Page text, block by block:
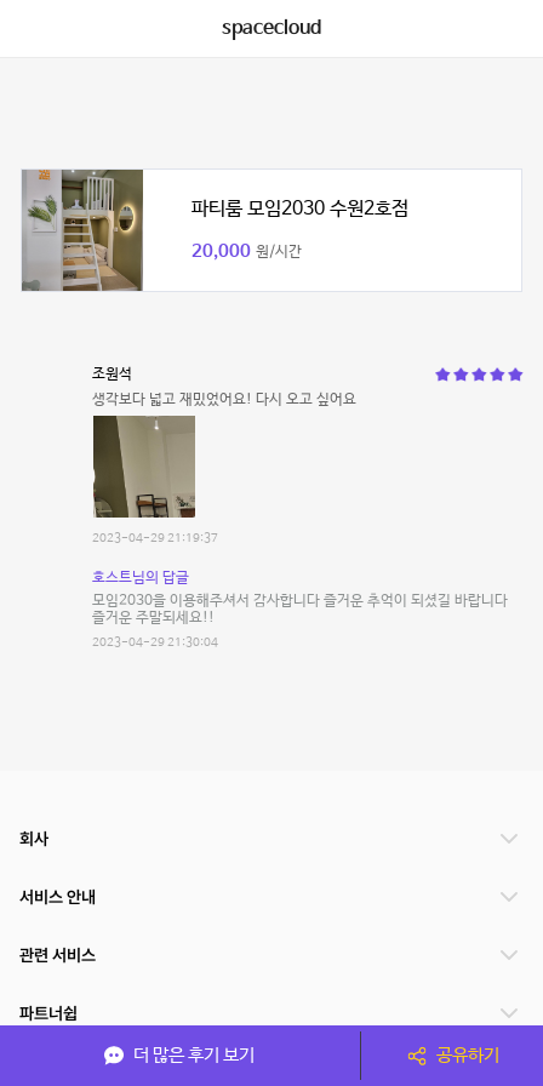
spacecloud
파티룸 모임2030 수원2호점
20,000 원/시간
조원석
생각보다 넓고 재밌었어요! 다시 오고 싶어요
2023-04-29 21:19:37
호스트님의 답글
모임2030을 이용해주셔서 감사합니다 즐거운 추억이 되셨길 바랍니다
즐거운 주말되세요!!
2023-04-29 21:30:04
더 많은 후기 보기 공유하기
회사
서비스 안내
관련 서비스
파트너쉽
서비스 제공 국가